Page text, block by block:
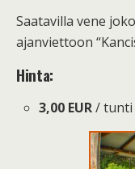
Saatavilla vene
ajanviettoon
Hinta:
3,00 EUR/ tunti